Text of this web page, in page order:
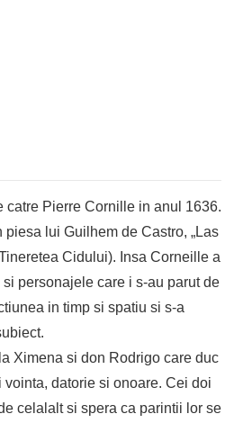
catre Pierre Cornille in anul 1636.
lui Guilhem de Castro, „Las
Cidului). Insa Corneille a
personajele care i s-au parut de
in timp si spatiu si s-a
Ximena si don Rodrigo care duc
vointa, datorie si onoare. Cei doi
celalalt si spera ca parintii lor se